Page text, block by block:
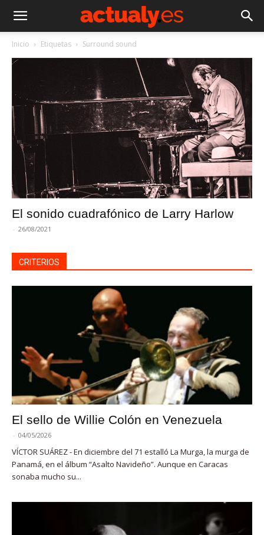
Inicio Etiquetas Surround sound
El sonido cuadrafónico de Larry Harlow
- 26/08/2021
CRITERIOS
El sello de Willie Colón en Venezuela
- 04/05/2026
VÍCTOR SUÁREZ - En diciembre del 71 estalló La Murga, la murga de
Panamá, en el álbum “Asalto Navideño”. Aunque en Caracas
sonaba mucho su...